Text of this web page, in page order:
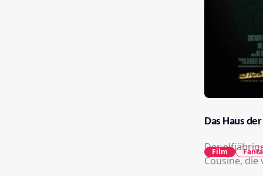
Das Haus
Der
Cousine, die
Film